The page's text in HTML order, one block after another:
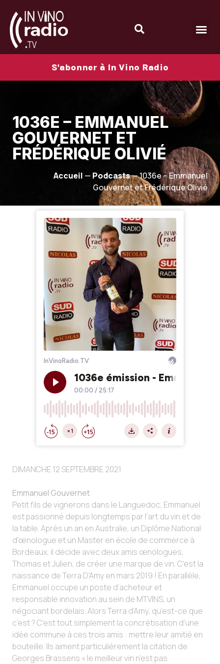
S'abonner à In Vino Radio
1036E – EMMANUEL
GOUVERNET ET
FRÉDÉRIQUE OLIVIÉ
Accueil — Podcasts—1036e – Emmanuel
Gouvernet et Frédérique Olivié
DIMANCHE 12 SEPTEMBRE 2021
Emmanuel Gouvernet
Petit fils de vignerons dans le Languedoc, Emmanuel
est passionné depuis longtemps par l’art du vin et de
la table. Après un an en Australie, un Diplôme National
d’œnologue et un Master en école de commerce à
Bordeaux, il décide avec deux amis œnologues,
Thomas et Julien, de créer une marque de vin. C’est la
naissance de Terra D’Amy en mars 2019 ! En parallèle,
Emmanuel occupe un poste d’acheteur et
responsable innovation au sein de MTVINS, un
négociant bordelais. Alors Terra d’Amy, qu’est-ce que
c’est ? C’est tout simplement la concrétisation d’une
idée commune à ces trois amis : mettre leur amitié en
bouteille. Ils aiment particulièrement la citation de
Georges Brassens « le meilleur vin n’est pas